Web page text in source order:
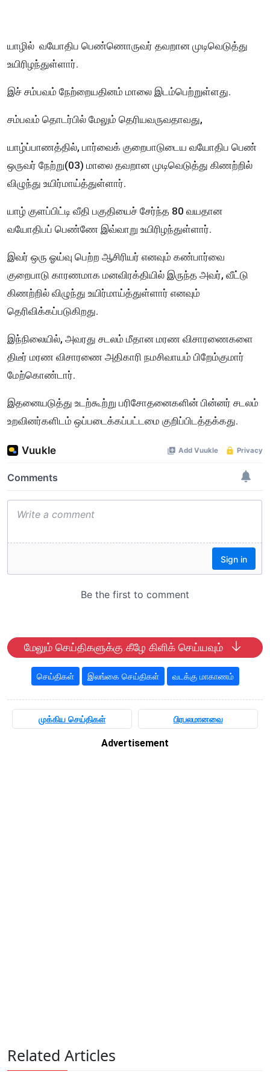
யாழில் வயோதிப பெண்ணொருவர் தவறான முடிவெடுத்து
உயிரிழந்துள்ளார்.
இச் சம்பவம் நேற்றையதினம் மாலை இடம்பெற்றுள்ளது.
சம்பவம் தொடர்பில் மேலும் தெரியவருவதாவது,
யாழ்ப்பாணத்தில், பார்வைக் குறைபாடுடைய வயோதிப பெண்
ஒருவர் நேற்று(03) மாலை தவறான முடிவெடுத்து கிணற்றில்
விழுந்து உயிர்மாய்த்துள்ளார்.
யாழ் குளப்பிட்டி வீதி பகுதியைச் சேர்ந்த 80 வயதான
வயோதிபப் பெண்ணே இவ்வாறு உயிரிழந்துள்ளார்.
இவர் ஒரு ஓய்வு பெற்ற ஆசிரியர் எனவும் கண்பார்வை
குறைபாடு காரணமாக மனவிரக்தியில் இருந்த அவர், வீட்டு
கிணற்றில் விழுந்து உயிர்மாய்த்துள்ளார் எனவும்
தெரிவிக்கப்படுகிறது.
இந்நிலையில், அவரது சடலம் மீதான மரண விசாரணைகளை
திடீர் மரண விசாரணை அதிகாரி நமசிவாயம் பிறேம்குமார்
மேற்கொண்டார்.
இதனையடுத்து உடற்கூற்று பரிசோதனைகளின் பின்னர் சடலம்
உறவினர்களிடம் ஒப்படைக்கப்பட்டமை குறிப்பிடத்தக்கது.
மேலும் செய்திகளுக்கு கீழே கிளிக் செய்யவும்
செய்திகள் இலங்கை செய்திகள் வடக்கு மாகாணம்
முக்கிய செய்திகள் பிரபலமானவை
Advertisement
Related Articles